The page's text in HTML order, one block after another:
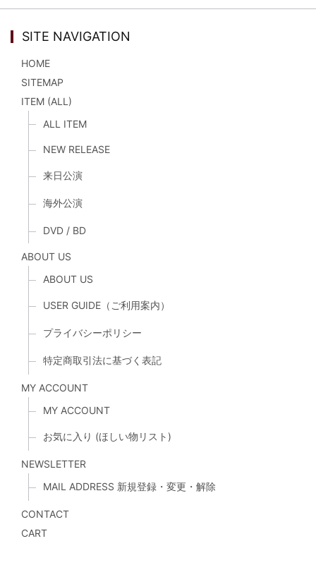
SITE NAVIGATION
HOME
SITEMAP
ITEM (ALL)
ALL ITEM
NEW RELEASE
来日公演
海外公演
DVD / BD
ABOUT US
ABOUT US
USER GUIDE（ご利用案内）
プライバシーポリシー
特定商取引法に基づく表記
MY ACCOUNT
MY ACCOUNT
お気に入り (ほしい物リスト)
NEWSLETTER
MAIL ADDRESS 新規登録・変更・解除
CONTACT
CART